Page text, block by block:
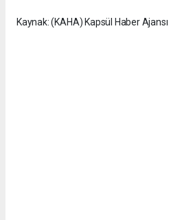
Kaynak: (KAHA) Kapsül Haber Ajansı